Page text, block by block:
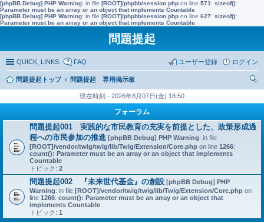
[phpBB Debug] PHP Warning: in file [ROOT]/phpbb/session.php on line 571 : sizeof():
Parameter must be an array or an object that implements Countable
[phpBB Debug] PHP Warning: in file [ROOT]/phpbb/session.php on line 627: sizeof():
Parameter must be an array or an object that implements Countable
問題提起
QUICK_LINKS FAQ ログイン
ユーザー登録
問題提起トップ
問題提起 専用掲示板
現在時刻 - 2026年8月07日(金) 18:50
フォーラム
問題提起001 実践的な市民教育の充実を前提とした、政策形成過
程への市民参加の推進 [phpBB Debug] PHP Warning: in file
[ROOT]/vendor/twig/twig/lib/Twig/Extension/Core.php on line 1266:
count(): Parameter must be an array or an object that implements
Countable
トピック: 2
問題提起002 『未来世代基金』の創設 [phpBB Debug] PHP
Warning: in file [ROOT]/vendor/twig/twig/lib/Twig/Extension/Core.php on
line 1266: count(): Parameter must be an array or an object that
implements Countable
トピック: 1